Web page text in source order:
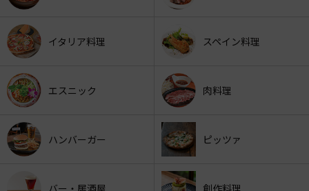
イタリア料理 スペイン料理
エスニック 肉料理
ハンバーガー ピッツァ
バー・居酒屋 創作料理